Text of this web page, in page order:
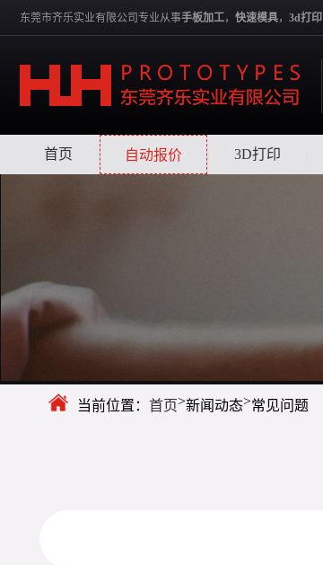
东莞市齐乐实业有限公司专业从事手板加工， 快速模具， 3d打印
首页 自动报价 3D打印
当前位置： 首页>新闻动态>常见问题